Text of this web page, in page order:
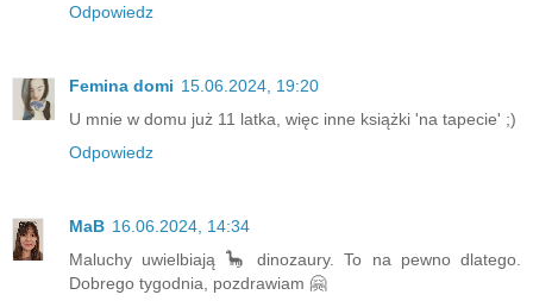
Odpowiedz
Femina domi 15.06.2024, 19:20
U mnie w domu już 11 latka, więc inne książki 'na tapecie' ;)
Odpowiedz
MaB 16.06.2024, 14:34
Maluchy uwielbiają 🦕 dinozaury. To na pewno dlatego.
Dobrego tygodnia, pozdrawiam 🤗